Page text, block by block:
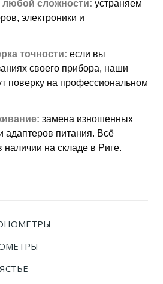
любой сложности: устраняем
электроники и
точности: если вы
своего прибора, наши
поверку на профессиональном
замена изношенных
адаптеров питания. Всё
наличии на складе в Риге.